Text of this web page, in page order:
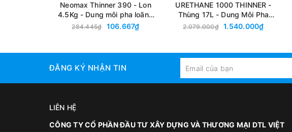
Neomax Thinner 390 - Lon
4.5Kg - Dung môi pha loãng
Neomax 390
284.445₫ 106.667₫
URETHANE 1000 THINNER -
Thùng 17L - Dung Môi Pha
Chống Thấm Urethane
2.079.000₫ 1.540.000₫
ĐĂNG KÝ NHẬN TIN
LIÊN HỆ
CÔNG TY CỔ PHẦN ĐẦU TƯ XÂY DỰNG VÀ THƯƠNG MẠI DTL VIỆT